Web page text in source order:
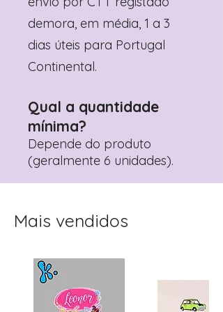
demora, em média, 1 a 3
dias úteis para Portugal
Continental.
Qual a quantidade
mínima?
Depende do produto
(geralmente 6 unidades).
Mais vendidos